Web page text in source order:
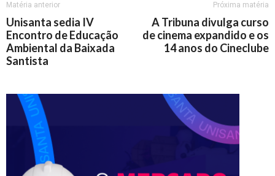
Matéria anterior
Unisanta sedia IV
Encontro de Educação
Ambiental da Baixada
Santista
Próxima matéria
A Tribuna divulga curso
de cinema expandido e os
14 anos do Cineclube